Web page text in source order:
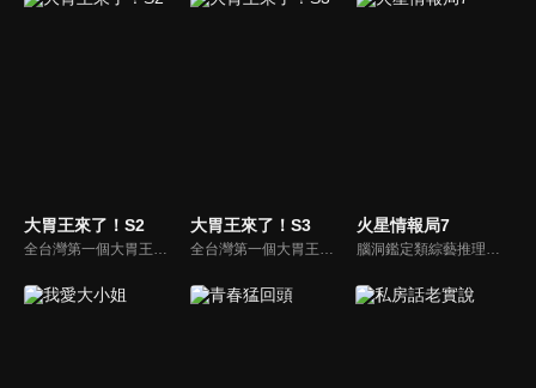
大胃王來了！S2
全台灣第一個大胃王美食節目，由主持人帶領大胃王們及名人來賓吃遍台灣美食，每趟旅程都有不同的美食主題以及遊戲互動，並藉由大胃王幸福地享用，讓觀眾深刻了解台灣美食文化的豐富特色！
大胃王來了！S3
全台灣第一個大胃王美食節目，由主持人帶領大胃王們及名人來賓吃遍台灣美食，每趟旅程都有不同的美食主題以及遊戲互動，並藉由大胃王幸福地享用，讓觀眾深刻了解台灣美食文化的豐富特色！
火星情報局7
腦洞鑑定類綜藝推理脫口秀，陣容為薛之謙、大張偉、楊迪、劉維、黃子弘凡、黃聖依、龐博等…節目圍繞著當下熱梗熱點、觀眾的興趣點、共鳴點展開故事；火星特工廣發英雄帖正面對撞，迎戰近年最出圈、最有趣、最敢說的廠牌大咖們。真金不怕火煉！一場席卷全網的廠牌巔峰之戰即將展開！